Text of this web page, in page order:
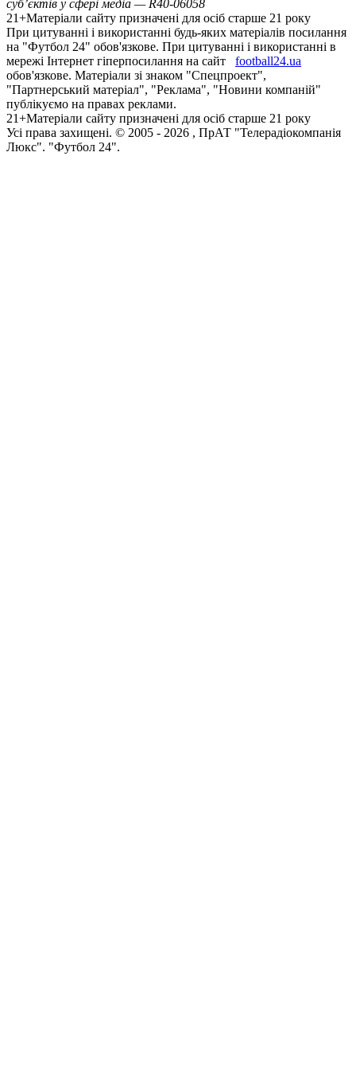
суб’єктів у сфері медіа — R40-06058
21+Матеріали сайту призначені для осіб старше 21 року
При цитуванні і використанні будь-яких матеріалів посилання
на "Футбол 24" обов'язкове. При цитуванні і використанні в
мережі Інтернет гіперпосилання на сайт
football24.ua
обов'язкове. Матеріали зі знаком "Спецпроект",
"Партнерський матеріал", "Реклама", "Новини компаній"
публікуємо на правах реклами.
21+Матеріали сайту призначені для осіб старше 21 року
Усi права захищенi. © 2005 - 2026 , ПрАТ "Телерадіокомпанія
Люкс". "Футбол 24".